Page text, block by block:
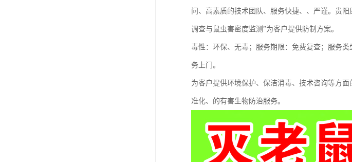
问、高素质的技术团队、服务快捷、、严谨。贵
调查与鼠虫害密度监测”为客户提供防制方案。
毒性：环保、无毒；服务期限：免费复查；服务
务上门。
为客户提供环境保护、保洁消毒、技术咨询等方
准化、的有害生物防治服务。